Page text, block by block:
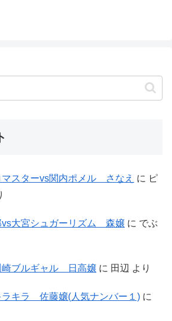
スターvs関内ポメル さなえ に ピ
大宮シュガーリズム 森嬢 に でぶ
ブルギャル 日高嬢 に 田辺 より
キラ 佐藤嬢(人気ナンバー１) に